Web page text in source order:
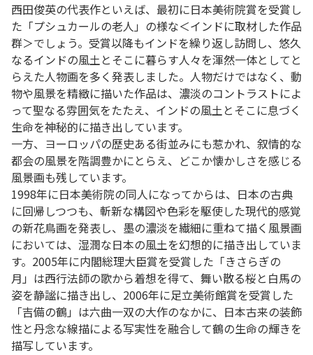
西田俊英の代表作といえば、最初に日本美術院賞を受賞し
た「プシュカールの老人」の様な＜インドに取材した作品
群＞でしょう。受賞以降もインドを繰り返し訪問し、悠久
なるインドの風土とそこに暮らす人々を渾然一体としてと
らえた人物画を多く発表しました。人物だけではなく、動
物や風景を精緻に描いた作品は、濃淡のコントラストによ
って聖なる雰囲気をたたえ、インドの風土とそこに息づく
生命を神秘的に描き出しています。
一方、ヨーロッパの歴史ある街並みにも惹かれ、叙情的な
都会の風景を階調豊かにとらえ、どこか懐かしさを感じる
風景画も残しています。
1998年に日本美術院の同人になってからは、日本の古典
に回帰しつつも、斬新な構図や色彩を駆使した現代的感覚
の新花鳥画を発表し、墨の濃淡を繊細に重ねて描く風景画
においては、湿潤な日本の風土を幻想的に描き出していま
す。2005年に内閣総理大臣賞を受賞した「きさらぎの
月」は西行法師の歌から着想を得て、舞い散る桜と白馬の
姿を静謐に描き出し、2006年に足立美術館賞を受賞した
「吉備の鶴」は六曲一双の大作のなかに、日本古来の装飾
性と丹念な線描による写実性を融合して鶴の生命の輝きを
描写しています。